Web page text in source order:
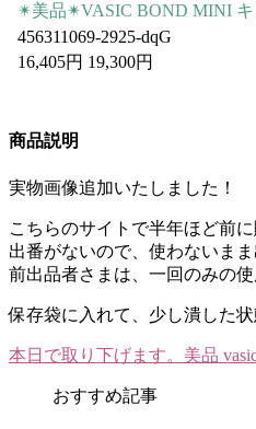
✴︎美品✴︎VASIC BOND MINI
456311069-2925-dqG
16,405円 19,300円
商品説明
実物画像追加いたしました！
こちらのサイトで半年ほど前
出番がないので、使わないま
前出品者さまは、一回のみの
保存袋に入れて、少し潰した
本日で取り下げます。美品
おすすめ記事